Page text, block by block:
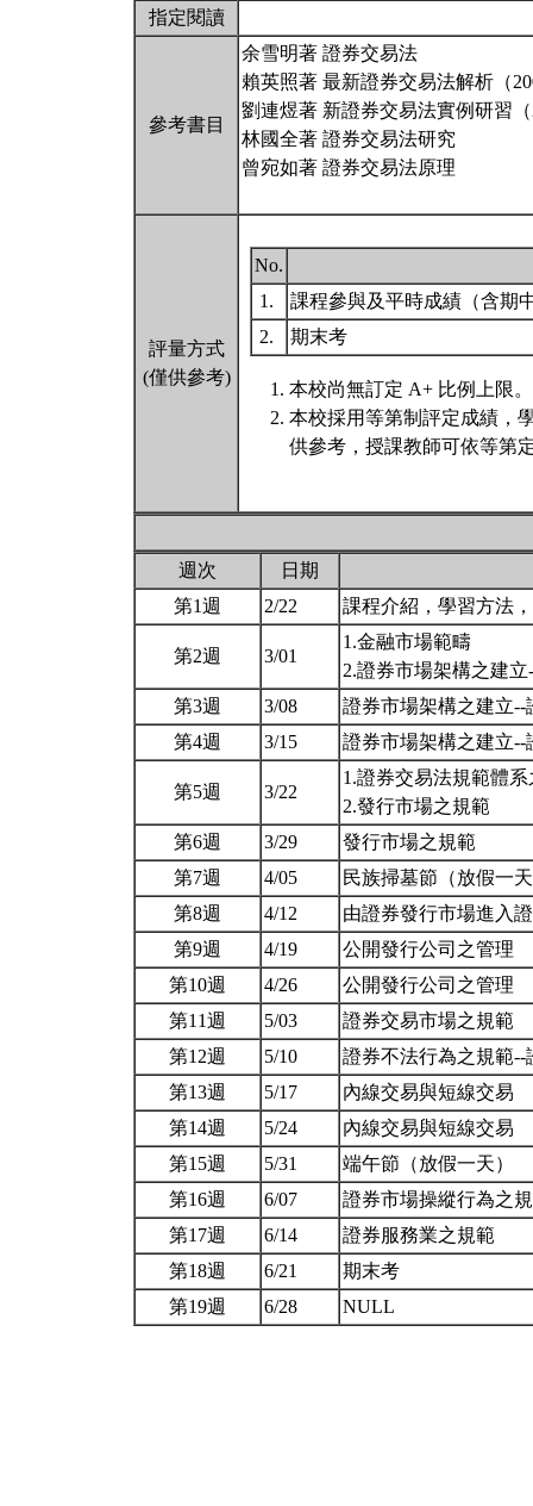
指定閱讀
參考書目
余雪明著 證券交易法
賴英照著 最新證券交易法解析（
劉連煜著 新證券交易法實例研習
林國全著 證券交易法研究
曾宛如著 證券交易法原理
評量方式
(僅供參考)
No.
1.
課程參與及平時成績（含期
2.
期末考
本校尚無訂定 A+ 比例上限。
本校採用等第制評定成績，
供參考，授課教師可依等第
週次
日期
第1週
2/22 課程介紹，學習方法
第2週 3/01
1.金融市場範疇
2.證券市場架構之建
第3週
3/08
證券市場架構之建立
第4週
3/15 證券市場架構之建立
第5週 3/22
1.證券交易法規範體
2.發行市場之規範
第6週
3/29
發行市場之規範
第7週
4/05
民族掃墓節（放假一
第8週
4/12
由證券發行市場進入
第9週
4/19
公開發行公司之管理
第10週
4/26
公開發行公司之管理
第11週
5/03
證券交易市場之規範
第12週
5/10
證券不法行為之規範
第13週
5/17
內線交易與短線交易
第14週
5/24
內線交易與短線交易
第15週
5/31
端午節（放假一天）
第16週
6/07
證券市場操縱行為之
第17週
6/14
證券服務業之規範
第18週
6/21
期末考
第19週
6/28 NULL